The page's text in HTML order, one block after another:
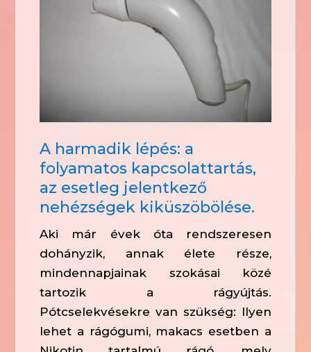
A harmadik lépés: a
folyamatos kapcsolattartás,
az esetleg jelentkező
nehézségek kiküszöbölése.
Aki már évek óta rendszeresen
dohányzik, annak élete része,
mindennapjainak szokásai közé
tartozik a rágyújtás.
Pótcselekvésekre van szükség: Ilyen
lehet a rágógumi, makacs esetben a